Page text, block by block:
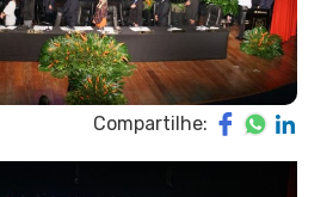
Compartilhe: